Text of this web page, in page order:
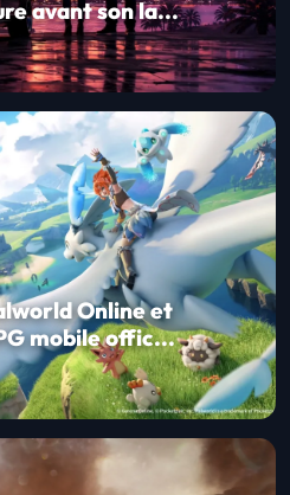
avant son la...
Online et
mobile offic...